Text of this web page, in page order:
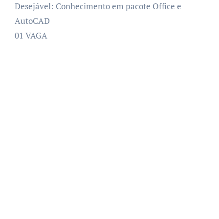
Desejável: Conhecimento em pacote Office e
AutoCAD
01 VAGA